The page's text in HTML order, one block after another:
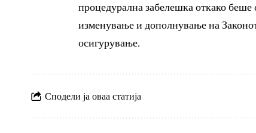
процедурална забелешка откако
изменување и дополнување на
осигурување.
Сподели ја оваа статија